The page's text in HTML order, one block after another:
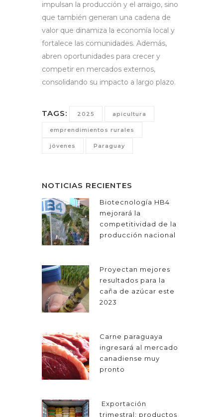
impulsan la producción y el arraigo, sino
que también generan una cadena de
valor que dinamiza la economía local y
fortalece las comunidades. Además,
abren oportunidades para crecer y
competir en mercados externos,
consolidando su impacto a largo plazo.
TAGS: 2025 apicultura
emprendimientos rurales
jóvenes Paraguay
NOTICIAS RECIENTES
Biotecnología HB4
mejorará la
competitividad de la
producción nacional
Proyectan mejores
resultados para la
caña de azúcar este
2023
Carne paraguaya
ingresará al mercado
canadiense muy
pronto
Exportación
trimestral: productos